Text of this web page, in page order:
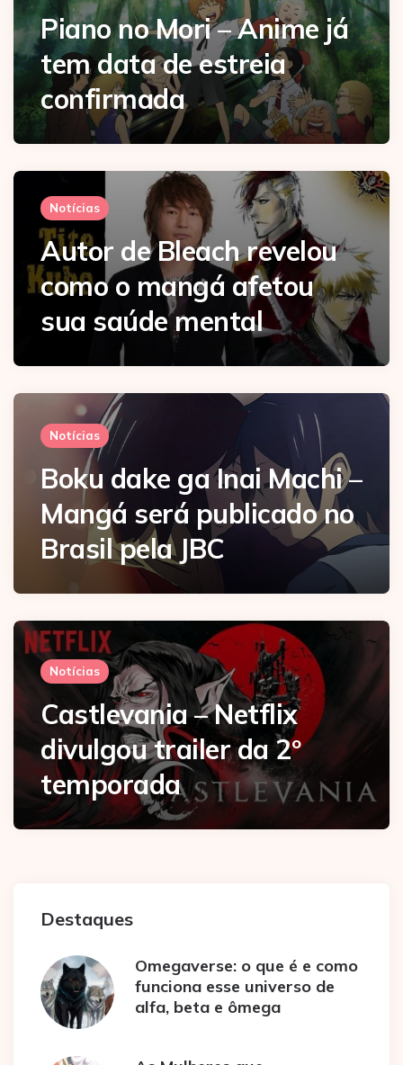
Piano no Mori – Anime já
tem data de estreia
confirmada
Notícias
Autor de Bleach revelou
como o mangá afetou
sua saúde mental
Notícias
Boku dake ga Inai Machi –
Mangá será publicado no
Brasil pela JBC
Notícias
Castlevania – Netflix
divulgou trailer da 2º
temporada
Destaques
Omegaverse: o que é e como
funciona esse universo de
alfa, beta e ômega